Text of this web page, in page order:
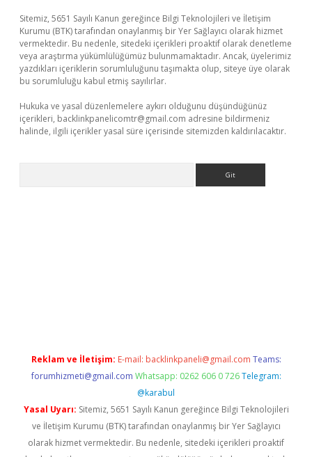
Sitemiz, 5651 Sayılı Kanun gereğince Bilgi Teknolojileri ve İletişim
Kurumu (BTK) tarafından onaylanmış bir Yer Sağlayıcı olarak hizmet
vermektedir. Bu nedenle, sitedeki içerikleri proaktif olarak denetleme
veya araştırma yükümlülüğümüz bulunmamaktadır. Ancak, üyelerimiz
yazdıkları içeriklerin sorumluluğunu taşımakta olup, siteye üye olarak
bu sorumluluğu kabul etmiş sayılırlar.
Hukuka ve yasal düzenlemelere aykırı olduğunu düşündüğünüz
içerikleri, backlinkpanelicomtr@gmail.com adresine bildirmeniz
halinde, ilgili içerikler yasal süre içerisinde sitemizden kaldırılacaktır.
Reklam ve İletişim: E-mail: backlinkpaneli@gmail.com Teams:
forumhizmeti@gmail.com Whatsapp: 0262 606 0 726 Telegram:
@karabul
Yasal Uyarı: Sitemiz, 5651 Sayılı Kanun gereğince Bilgi Teknolojileri
ve İletişim Kurumu (BTK) tarafından onaylanmış bir Yer Sağlayıcı
olarak hizmet vermektedir. Bu nedenle, sitedeki içerikleri proaktif